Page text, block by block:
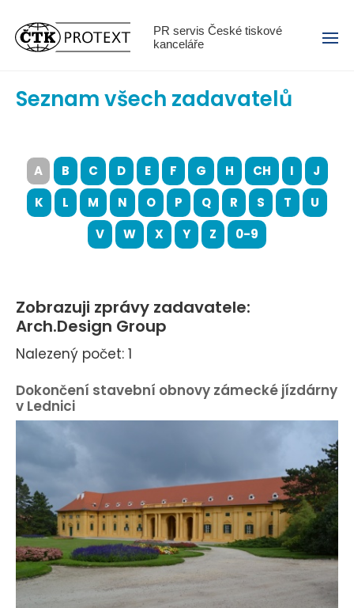
PR servis České tiskové
kanceláře
Menu
Seznam všech zadavatelů
A B C D E F G H CH I
J
K
L M N O P Q R S T
U
V
W X Y Z 0-9
Zobrazuji zprávy zadavatele:
Arch.Design Group
Nalezený počet: 1
Dokončení stavební obnovy zámecké jízdárny
v Lednici